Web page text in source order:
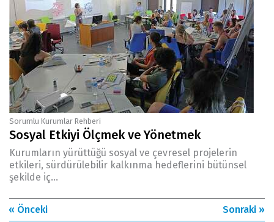
Sorumlu Kurumlar Rehberi
Sosyal Etkiyi Ölçmek ve Yönetmek
Kurumların yürüttüğü sosyal ve çevresel projelerin
etkileri, sürdürülebilir kalkınma hedeflerini bütünsel
şekilde iç...
« Önceki Sonraki »